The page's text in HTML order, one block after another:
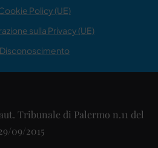
Policy (UE)
sulla Privacy (UE)
Disconoscimento
Tribunale di Palermo n.11 del
29/09/2015